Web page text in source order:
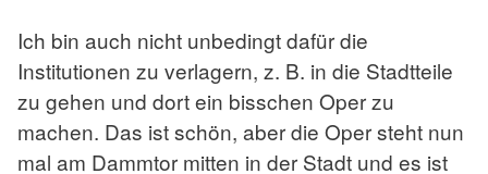
Ich bin auch nicht unbedingt dafür die
Institutionen zu verlagern, z. B. in die Stadtteile
zu gehen und dort ein bisschen Oper zu
machen. Das ist schön, aber die Oper steht nun
mal am Dammtor mitten in der Stadt und es ist